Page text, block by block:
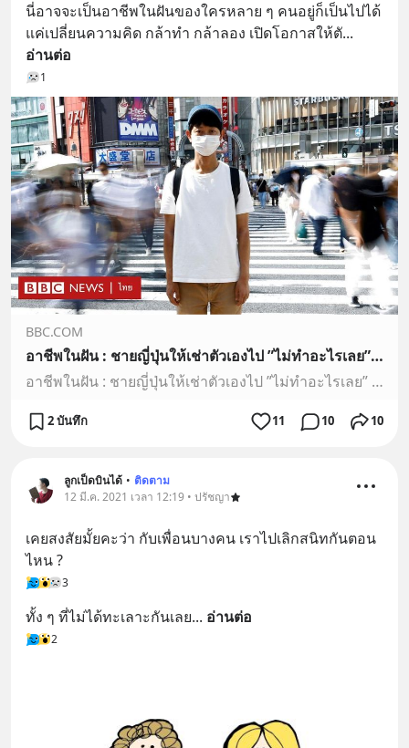
นี่อาจจะเป็นอาชีพในฝันของใครหลาย ๆ คนอยู่ก็เป็นไปได้
แค่เปลี่ยนความคิด กล้าทำ กล้าลอง เปิดโอกาสให้ตั
อ่านต่อ
1
BBC.COM
อาชีพในฝัน : ชายญี่ปุ่นให้เช่าตัวเองไป ”ไม่ทำอะไรเลย” สร้างรายได้หลักล้าน หวังเปลี่ยนมายาคติสังคม - BBC News ไทย
อาชีพในฝัน : ชายญี่ปุ่นให้เช่าตัวเองไป ”ไม่ทำอะไรเลย” สร้างรายได้หลักล้าน หวังเปลี่ยนมายาคติสังคม
2 บันทึก 11 10 10
ลูกเป็ดบินได้ • ติดตาม
12 มี.ค. 2021 เวลา 12:19 • ปรัชญา
เคยสงสัยมั้ยคะว่า กับเพื่อนบางคน เราไปเลิกสนิทกันตอน
ไหน ?
3
ทั้ง ๆ ที่ไม่ได้ทะเลาะกันเลย... อ่านต่อ
2